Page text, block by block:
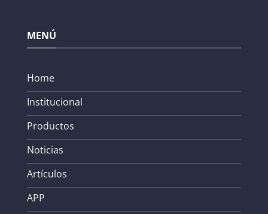
MENÚ
Home
Institucional
Productos
Noticias
Artículos
APP